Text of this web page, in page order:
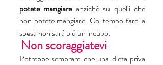
potete mangiare anziché su quelli che
non potete mangiare. Col tempo fare la
spesa non sarà più un incubo.
Non scoraggiatevi
Potrebbe sembrare che una dieta priva